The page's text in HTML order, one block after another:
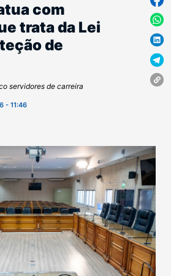
com
trata da Lei
de
servidores de carreira
- 11:46